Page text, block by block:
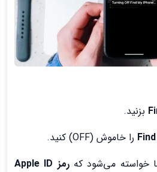
بزنید.
را خاموش (OFF) کنید.
خواسته می‌شود کهرمز Apple ID